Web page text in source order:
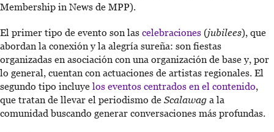
Membership in News de MPP).
El primer tipo de evento son las celebraciones (jubilees), que
abordan la conexión y la alegría sureña: son fiestas
organizadas en asociación con una organización de base y, por
lo general, cuentan con actuaciones de artistas regionales. El
segundo tipo incluye los eventos centrados en el contenido,
que tratan de llevar el periodismo de Scalawag a la
comunidad buscando generar conversaciones más profundas.